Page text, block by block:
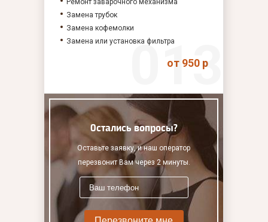
Ремонт заварочного механизма
Замена трубок
Замена кофемолки
Замена или установка фильтра
от 950 р
Остались вопросы?
Оставьте заявку, и наш оператор
перезвонит Вам через 2 минуты.